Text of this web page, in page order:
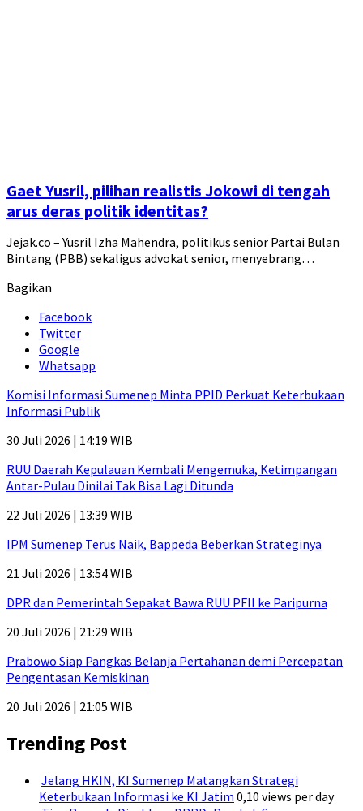
Gaet Yusril, pilihan realistis Jokowi di tengah
arus deras politik identitas?
Jejak.co – Yusril Izha Mahendra, politikus senior Partai Bulan
Bintang (PBB) sekaligus advokat senior, menyebrang…
Bagikan
Facebook
Twitter
Google
Whatsapp
Komisi Informasi Sumenep Minta PPID Perkuat Keterbukaan
Informasi Publik
30 Juli 2026 | 14:19 WIB
RUU Daerah Kepulauan Kembali Mengemuka, Ketimpangan
Antar-Pulau Dinilai Tak Bisa Lagi Ditunda
22 Juli 2026 | 13:39 WIB
IPM Sumenep Terus Naik, Bappeda Beberkan Strateginya
21 Juli 2026 | 13:54 WIB
DPR dan Pemerintah Sepakat Bawa RUU PFII ke Paripurna
20 Juli 2026 | 21:29 WIB
Prabowo Siap Pangkas Belanja Pertahanan demi Percepatan
Pengentasan Kemiskinan
20 Juli 2026 | 21:05 WIB
Trending Post
Jelang HKIN, KI Sumenep Matangkan Strategi
Keterbukaan Informasi ke KI Jatim 0,10 views per day